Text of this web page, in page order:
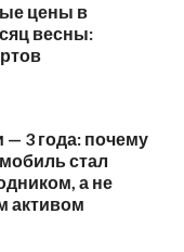
цены в
весны:
— 3 года: почему
стал
а не
активом